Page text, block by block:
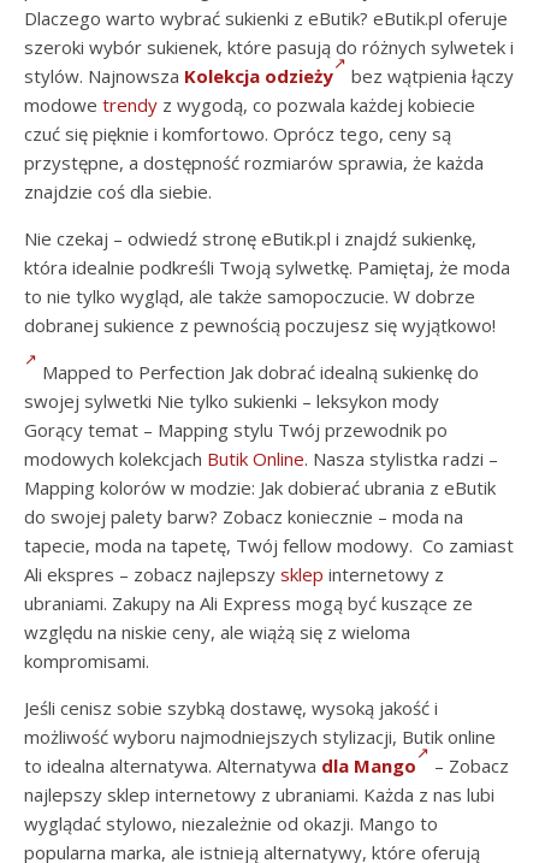
Dlaczego warto wybrać sukienki z eButik? eButik.pl oferuje
szeroki wybór sukienek, które pasują do różnych sylwetek i
stylów. Najnowsza Kolekcja odzieży
bez wątpienia łączy
modowe trendy z wygodą, co pozwala każdej kobiecie
czuć się pięknie i komfortowo. Oprócz tego, ceny są
przystępne, a dostępność rozmiarów sprawia, że każda
znajdzie coś dla siebie.
Nie czekaj – odwiedź stronę eButik.pl i znajdź sukienkę,
która idealnie podkreśli Twoją sylwetkę. Pamiętaj, że moda
to nie tylko wygląd, ale także samopoczucie. W dobrze
dobranej sukience z pewnością poczujesz się wyjątkowo!
Mapped to Perfection Jak dobrać idealną sukienkę do
swojej sylwetki Nie tylko sukienki – leksykon mody
Gorący temat – Mapping stylu Twój przewodnik po
modowych kolekcjach Butik Online. Nasza stylistka radzi –
Mapping kolorów w modzie: Jak dobierać ubrania z eButik
do swojej palety barw? Zobacz koniecznie – moda na
tapecie, moda na tapetę, Twój fellow modowy. Co zamiast
Ali ekspres – zobacz najlepszy sklep internetowy z
ubraniami. Zakupy na Ali Express mogą być kuszące ze
względu na niskie ceny, ale wiążą się z wieloma
kompromisami.
Jeśli cenisz sobie szybką dostawę, wysoką jakość i
możliwość wyboru najmodniejszych stylizacji, Butik online
to idealna alternatywa. Alternatywa dla Mango
– Zobacz
najlepszy sklep internetowy z ubraniami. Każda z nas lubi
wyglądać stylowo, niezależnie od okazji. Mango to
popularna marka, ale istnieją alternatywy, które oferują